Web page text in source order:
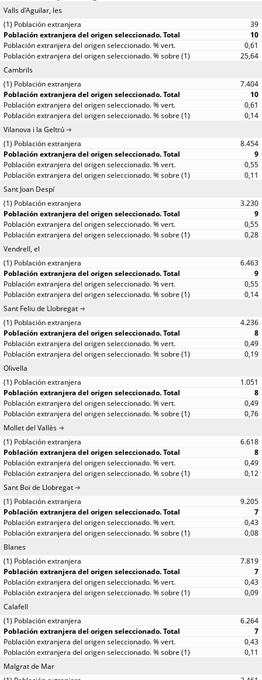
Valls d'Aguilar, les
39
10
0,61
25,64
Cambrils
7.404
10
0,61
0,14
Vilanova i la Geltrú
8.454
9
0,55
0,11
Sant Joan Despí
3.230
9
0,55
0,28
Vendrell, el
6.463
9
0,55
0,14
Sant Feliu de Llobregat
4.236
8
0,49
0,19
Olivella
1.051
8
0,49
0,76
Mollet del Vallès
6.618
8
0,49
0,12
Sant Boi de Llobregat
9.205
7
0,43
0,08
Blanes
7.819
7
0,43
0,09
Calafell
6.264
7
0,43
0,11
Malgrat de Mar